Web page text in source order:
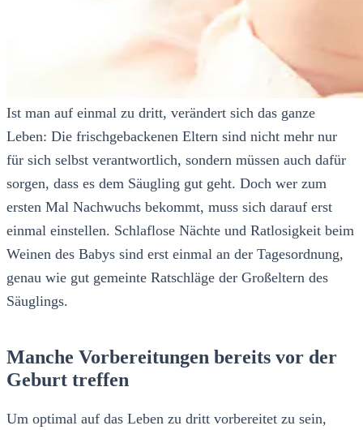
Ist man auf einmal zu dritt, verändert sich das ganze
Leben: Die frischgebackenen Eltern sind nicht mehr nur
für sich selbst verantwortlich, sondern müssen auch dafür
sorgen, dass es dem Säugling gut geht. Doch wer zum
ersten Mal Nachwuchs bekommt, muss sich darauf erst
einmal einstellen. Schlaflose Nächte und Ratlosigkeit beim
Weinen des Babys sind erst einmal an der Tagesordnung,
genau wie gut gemeinte Ratschläge der Großeltern des
Säuglings.
Manche Vorbereitungen bereits vor der
Geburt treffen
Um optimal auf das Leben zu dritt vorbereitet zu sein,